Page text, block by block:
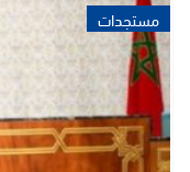
مستجدات